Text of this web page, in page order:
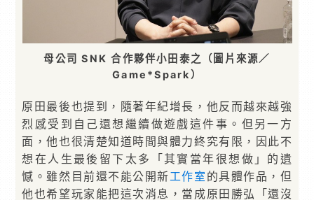
母公司 SNK 合作夥伴小田泰之（圖片來源／
Game*Spark）
原田最後也提到，隨著年紀增長，他反而越來越強
烈感受到自己還想繼續做遊戲這件事。但另一方
面，他也很清楚知道時間與體力終究有限，因此不
想在人生最後留下太多「其實當年很想做」的遺
憾。雖然目前還不能公開新工作室 的具體作品，但
他也希望玩家能把這次消息，當成原田勝弘「還沒